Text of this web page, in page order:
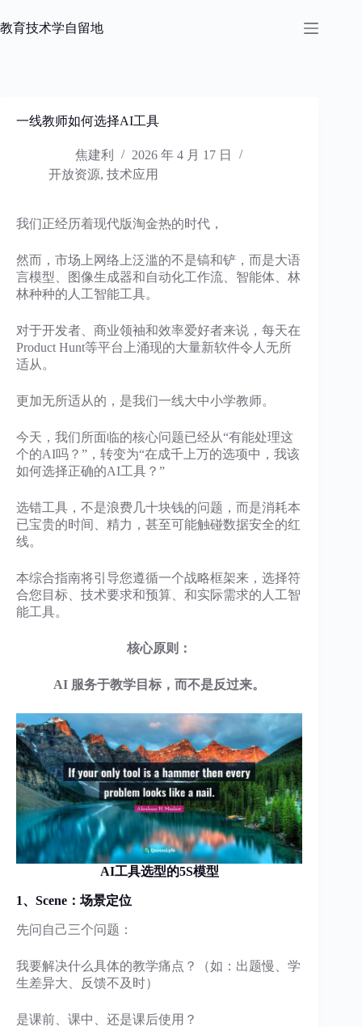
过
教育技术学自留地
一线教师如何选择AI工具
焦建利
2026 年 4 月 17 日
开放资源, 技术应用
我们正经历着现代版淘金热的时代，
然而，市场上网络上泛滥的不是镐和铲，而是大语
言模型、图像生成器和自动化工作流、智能体、林
林种种的人工智能工具。
对于开发者、商业领袖和效率爱好者来说，每天在
Product Hunt等平台上涌现的大量新软件令人无所
适从。
更加无所适从的，是我们一线大中小学教师。
今天，我们所面临的核心问题已经从“有能处理这
个的AI吗？”，转变为“在成千上万的选项中，我该
如何选择正确的AI工具？”
选错工具，不是浪费几十块钱的问题，而是消耗本
已宝贵的时间、精力，甚至可能触碰数据安全的红
线。
本综合指南将引导您遵循一个战略框架来，选择符
合您目标、技术要求和预算、和实际需求的人工智
能工具。
核心原则：
AI 服务于教学目标，而不是反过来。
AI工具选型的5S模型
1、 Scene： 场景定位
先问自己三个问题：
我要解决什么具体的教学痛点？（如：出题慢、学
生差异大、反馈不及时）
是课前、课中、还是课后使用？